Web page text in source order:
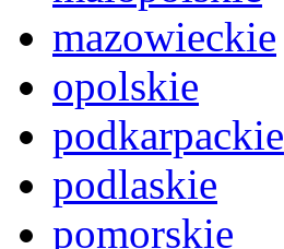
mazowieckie
opolskie
podkarpackie
podlaskie
pomorskie